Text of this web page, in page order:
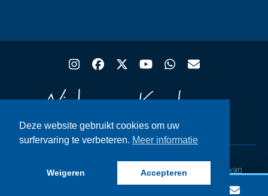
Instagram
Facebook
TwitterYouTubeWhatsapp
Email
Copyright® Rugby Club Spakenburg | Ontwerp
Niels van
Deze website gebruikt cookies om uw
surfervaring te verbeteren. Meer informatie
Weigeren Accepteren